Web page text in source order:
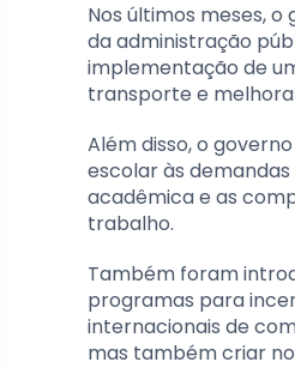
Nos últimos meses,
da administração
implementação de
transporte e
Além disso, o
escolar às
acadêmica e as
trabalho.
Também foram
programas para
internacionais de
mas também criar